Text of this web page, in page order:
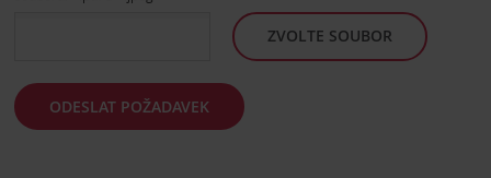
ZVOLTE SOUBOR
ODESLAT POŽADAVEK